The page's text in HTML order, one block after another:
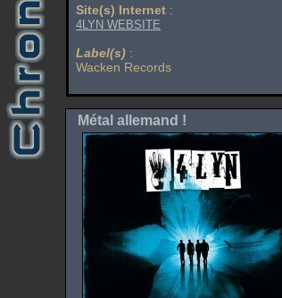
Site(s) Internet :
4LYN WEBSITE
Label(s) :
Wacken Records
Métal allemand !